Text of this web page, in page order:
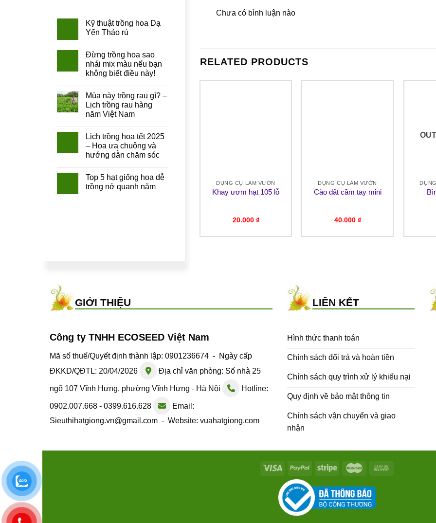
Kỹ thuật trồng hoa Dạ
Yến Thảo rủ
Đừng trồng hoa sao
nhái mix màu nếu bạn
không biết điều này!
Mùa này trồng rau gì? –
Lịch trồng rau hàng
năm Việt Nam
Lịch trồng hoa tết 2025
– Hoa ưa chuộng và
hướng dẫn chăm sóc
Top 5 hạt giống hoa dễ
trồng nở quanh năm
Chưa có bình luận nào
RELATED PRODUCTS
DỤNG CỤ LÀM VƯỜN
Khay ươm hạt 105 lỗ
20.000 ₫
DỤNG CỤ LÀM VƯỜN
Cào đất cầm tay mini
40.000 ₫
OUT OF STOCK
DỤNG CỤ LÀM VƯỜN
Chậu nhựa tròn nơ t38
GIỚI THIỆU
Công ty TNHH ECOSEED Việt Nam
Mã số thuế/Quyết định thành lập: 0901236674 - Ngày cấp
ĐKKD/QĐTL: 20/04/2026
Địa chỉ văn phòng: Số nhà 25
ngõ 107 Vĩnh Hưng, phường Vĩnh Hưng - Hà Nội Hotline:
0902.007.668 - 0399.616.628
Email:
Sieuthihatgiong.vn@gmail.com - Website: vuahatgiong.com
LIÊN KẾT
Hình thức thanh toán
Chính sách đổi trả và hoàn tiền
Chính sách quy trình xử lý khiếu nại
Quy định về bảo mật thông tin
Chính sách vận chuyển và giao
nhận